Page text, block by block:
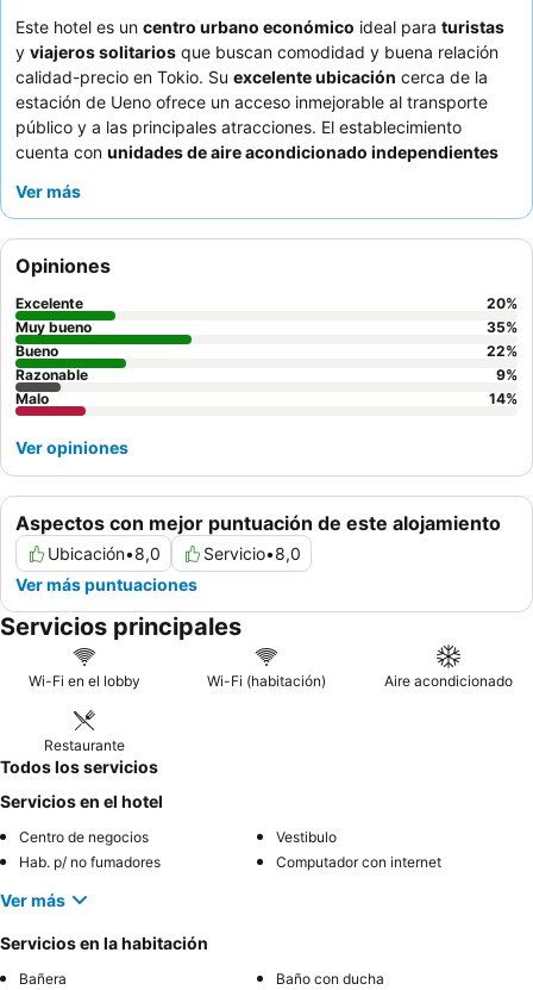
Este hotel es un centro urbano económico ideal para turistas
y viajeros solitarios que buscan comodidad y buena relación
calidad-precio en Tokio. Su excelente ubicación cerca de la
estación de Ueno ofrece un acceso inmejorable al transporte
público y a las principales atracciones. El establecimiento
cuenta con unidades de aire acondicionado independientes
para cada huésped. Los huéspedes elogian constantemente la
ayudar, y muchos agradecen su asistencia con el equipaje y los
registros de entrada anticipados. Para una experiencia más
tranquila, considere solicitar una habitación alejada de los
pasillos principales.
Ver más
Aspectos con mejor puntuación de este alojamiento
Ubicación•8,0 Servicio•8,0
Ver más puntuaciones
Opiniones
Excelente 20%
Muy bueno
35%
Bueno
22%
Razonable
9%
Malo
14%
Ver opiniones
Servicios principales
Wi-Fi en el lobby Wi-Fi (habitación) Aire acondicionado
Restaurante
Todos los servicios
Servicios en el hotel
Centro de negocios
Vestibulo
Hab. p/ no fumadores
Computador con internet
Ver más
Servicios en la habitación
Bañera Baño con ducha